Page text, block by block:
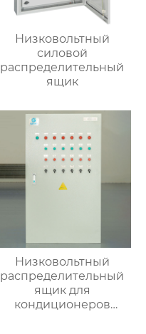
Низковольтный
силовой
распределительный
ящик
Низковольтный
распределительный
ящик для
кондиционеров